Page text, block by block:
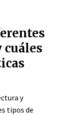
cuáles
y
tipos de